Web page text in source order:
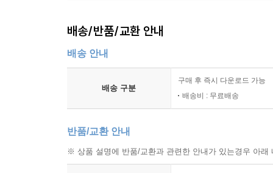
배송/반품/교환 안내
배송 안내
배송 구분
구매 후 즉시 다운로드 가능
배송비 : 무료배송
반품/교환 안내
※ 상품 설명에 반품/교환과 관련한 안내가 있는경우 아